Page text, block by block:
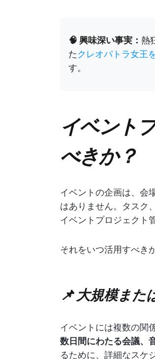
🧠 興味深い事実： 熱
たクレオパトラ女王
す。
イベント
べきか？
イベントの企画は、会
はありません。タスク
イベントプロジェクト
それをいつ活用すべき
📌 大規模また
イベントには複数の関
数日間にわたる会議、
るために、詳細なスケ